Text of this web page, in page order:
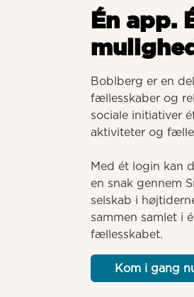
Én app.
Boblberg er en
fællesskaber og
sociale initiativer
aktiviteter og
Med ét login kan
en snak gennem
selskab i
sammen samlet i
fællesskabet.
Kom i gang